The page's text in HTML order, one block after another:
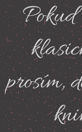
prosím,